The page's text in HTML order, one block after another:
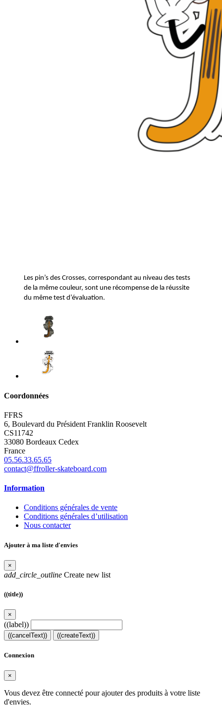
Les pin’s des Crosses, correspondant au niveau des tests
de la même couleur, sont une récompense de la réussite
du même test d’évaluation.
Coordonnées
FFRS
6, Boulevard du Président Franklin Roosevelt
CS11742
33080 Bordeaux Cedex
France
05.56.33.65.65
contact@ffroller-skateboard.com
Information
Conditions générales de vente
Conditions générales d’utilisation
Nous contacter
Ajouter à ma liste d'envies
×
add_circle_outline Create new list
((title))
×
((label))
((cancelText)) ((createText))
Connexion
×
Vous devez être connecté pour ajouter des produits à votre liste
d'envies.